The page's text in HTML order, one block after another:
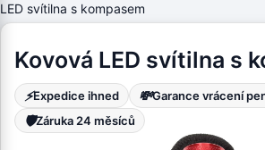
LED svítilna s kompasem
Kovová LED svítilna s
⚡Expedice ihned 💸Garance vrácení
🛡️Záruka 24 měsíců